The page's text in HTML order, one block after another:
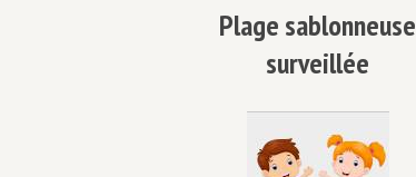
Plage sablonneuse
surveillée